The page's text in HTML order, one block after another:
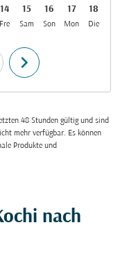
14
Fre
15
Sam
16
Son
17
Mon
18
Die
chevron_right
48 Stunden gültig und sind
mehr verfügbar. Es können
Produkte und
nach